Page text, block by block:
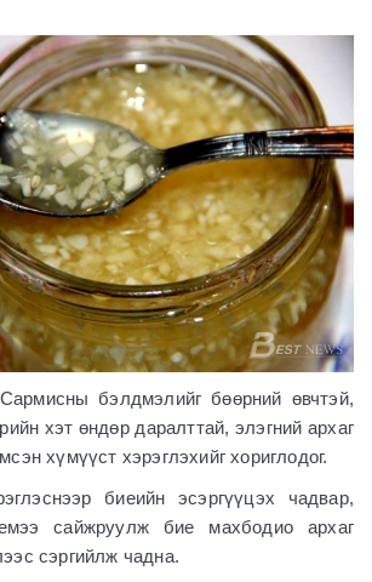
бэлдмэлийг бөөрний өвчтэй,
хэт өндөр даралттай, элэгний архаг
хүмүүст хэрэглэхийг хориглодог.
биеийн эсэргүүцэх чадвар,
сайжруулж бие махбодио архаг
сэргийлж чадна.